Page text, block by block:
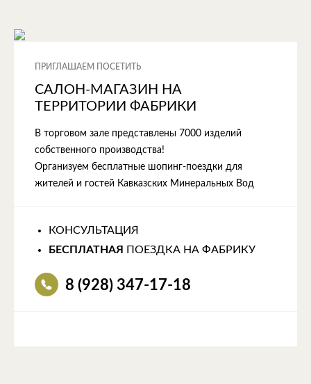
ПРИГЛАШАЕМ ПОСЕТИТЬ
САЛОН-МАГАЗИН НА
ТЕРРИТОРИИ ФАБРИКИ
В торговом зале представлены 7000 изделий
собственного производства!
Организуем бесплатные шопинг-поездки для
жителей и гостей Кавказских Минеральных Вод
КОНСУЛЬТАЦИЯ
БЕСПЛАТНАЯ
ПОЕЗДКА НА ФАБРИКУ
8 (928) 347-17-18